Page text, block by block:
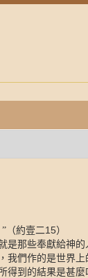
（約壹二15）
那些奉獻給神
們作的是世界
到的結果是甚